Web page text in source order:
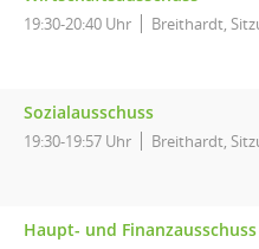
19:30-20:40 Uhr Breithardt,
Sozialausschuss
19:30-19:57 Uhr Breithardt,
Haupt- und Finanzausschuss